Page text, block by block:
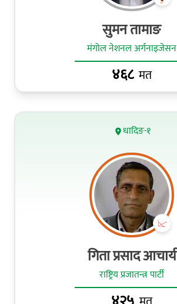
सुमन तामाङ
मंगोल नेशनल अर्गनाइजेसन
४६८ मत
धादिङ-१
गिता प्रसाद आचार्य
राष्ट्रिय प्रजातन्त्र पार्टी